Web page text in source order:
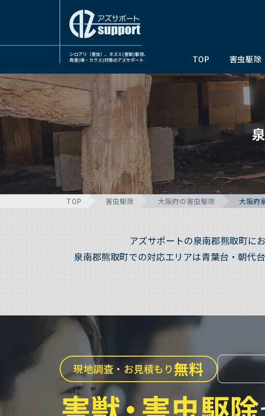
シロアリ（害虫）、ネズミ(害獣)駆除、
鳥害(鳩・カラス)対策のアズサポート
TOP 害虫駆除
TOP 害虫駆除 大阪府の害虫駆除 大阪府
アズサポートの泉南郡熊取町に
泉南郡熊取町での対応エリアは青葉台・朝代
現地調査・お見積もり無料